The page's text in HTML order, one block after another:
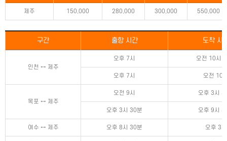
제주 150,000 280,000 300,000 550,000
구간 출항 시간 도착 시
인천 ↔ 제주
오후 7시 오전 10시
오후 7시 오전 10
목포 ↔ 제주
오전 9시 오후 3시
오후 3시 30분 오후 9시
여수 ↔ 제주 오후 8시 30분 오후 3시